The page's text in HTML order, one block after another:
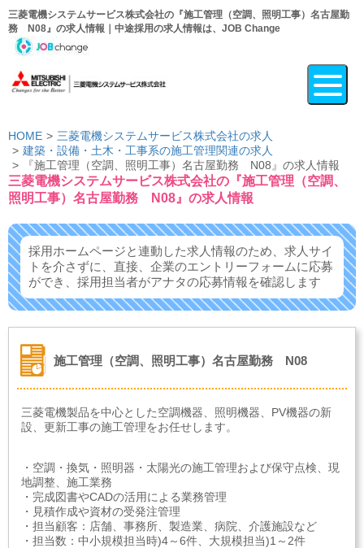
三菱電機システムサービス株式会社の『施工管理（空調、照明工事）名古屋勤
務 N08』の求人情報｜中途採用の求人情報は、JOB Change
HOME
三菱電機システムサービス株式会社の求人
建築・設備・土木・工事系の施工管理関連の求人
『施工管理（空調、照明工事）名古屋勤務 N08』の求人情報
三菱電機システムサービス株式会社の『施工管理（空調、
照明工事）名古屋勤務 N08』の求人情報
採用ホームページと連動した求人情報のため、求人サイ
トを介さずに、 直接、企業のエントリーフォームに応募
ができ、 採用担当者がアナタの応募情報を確認します
施工管理（空調、照明工事）名古屋勤務 N08
三菱電機製品を中心とした空調機器、照明機器、PV機器の新
設、更新工事の施工管理をお任せします。
・空調・換気・照明器・太陽光の施工管理および保守点検、現
地調整、施工業務
・完成図書やCADの活用による業務管理
・見積作成や資材の受発注管理
・担当顧客：店舗、事務所、製造業、病院、介護施設など
・担当数：中小規模担当時)4～6件、大規模担当)1～2件